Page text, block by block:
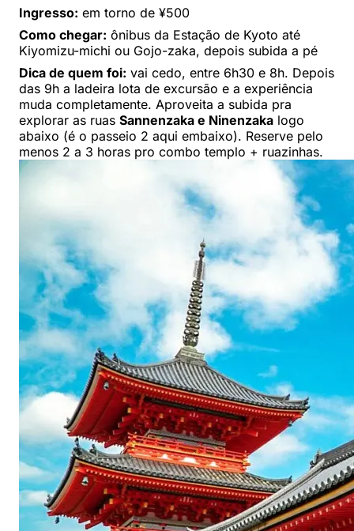
Ingresso: em torno de ¥500
Como chegar: ônibus da Estação de Kyoto até
Kiyomizu-michi ou Gojo-zaka, depois subida a pé
Dica de quem foi: vai cedo, entre 6h30 e 8h. Depois
das 9h a ladeira lota de excursão e a experiência
muda completamente. Aproveita a subida pra
explorar as ruas Sannenzaka e Ninenzaka logo
abaixo (é o passeio 2 aqui embaixo). Reserve pelo
menos 2 a 3 horas pro combo templo + ruazinhas.